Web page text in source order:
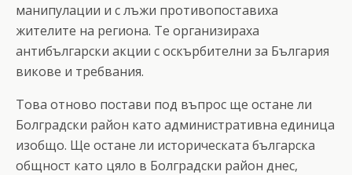
манипулации и с лъжи противопоставиха
жителите на региона. Те организираха
антибългарски акции с оскърбителни за България
викове и требвания.
Това отново постави под въпрос ще остане ли
Болградски район като административна единица
изобщо. Ще остане ли историческата българска
общност като цяло в Болградски район днес,